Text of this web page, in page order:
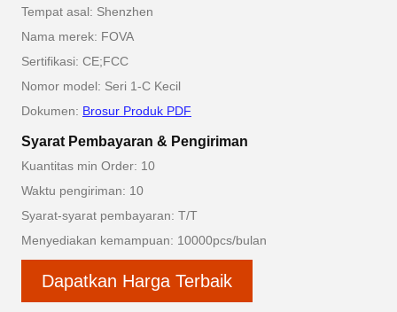
Tempat asal: Shenzhen
Nama merek: FOVA
Sertifikasi: CE;FCC
Nomor model: Seri 1-C Kecil
Dokumen: Brosur Produk PDF
Syarat Pembayaran & Pengiriman
Kuantitas min Order: 10
Waktu pengiriman: 10
Syarat-syarat pembayaran: T/T
Menyediakan kemampuan: 10000pcs/bulan
Dapatkan Harga Terbaik